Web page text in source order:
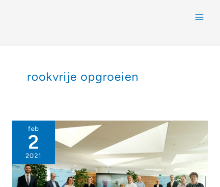
rookvrije opgroeien
feb
2
2021